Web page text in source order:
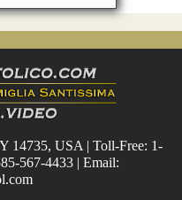
14735, USA | Toll-Free: 1-
567-4433 | Email: